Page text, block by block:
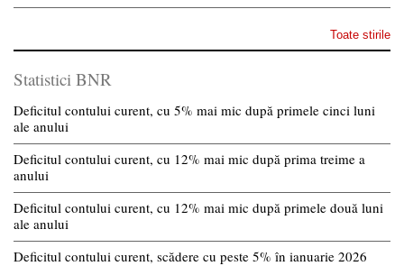
Toate stirile
Statistici BNR
Deficitul contului curent, cu 5% mai mic după primele cinci luni
ale anului
Deficitul contului curent, cu 12% mai mic după prima treime a
anului
Deficitul contului curent, cu 12% mai mic după primele două luni
ale anului
Deficitul contului curent, scădere cu peste 5% în ianuarie 2026